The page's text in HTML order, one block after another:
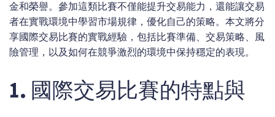
金和榮譽。參加這類比賽不僅能提升交易能力，還能讓交易
者在實戰環境中學習市場規律，優化自己的策略。本文將分
享國際交易比賽的實戰經驗，包括比賽準備、交易策略、風
險管理，以及如何在競爭激烈的環境中保持穩定的表現。
1. 國際交易比賽的特點與